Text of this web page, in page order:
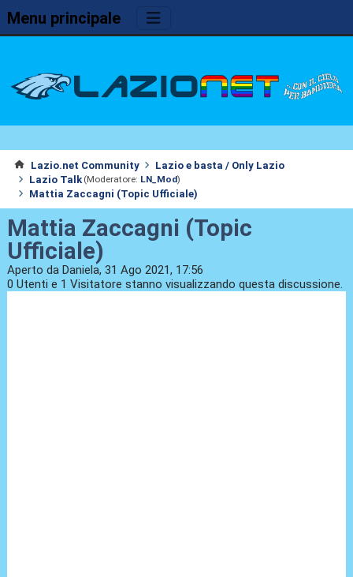
Menu principale
Lazio.net Community
Lazio e basta / Only Lazio
Lazio Talk (Moderatore: LN_Mod)
Mattia Zaccagni (Topic Ufficiale)
Mattia Zaccagni (Topic
Ufficiale)
Aperto da Daniela, 31 Ago 2021, 17:56
0 Utenti e 1 Visitatore stanno visualizzando questa discussione.